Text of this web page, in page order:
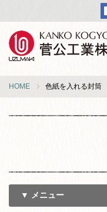
HOME 色紙を入れる封
▼ メニュー